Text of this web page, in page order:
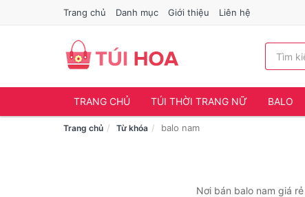
Trang chủ Danh mục Giới thiệu Liên hệ
TRANG CHỦ TÚI THỜI TRANG NỮ BALO
Trang chủ Từ khóa balo nam
Nơi bán balo nam giá